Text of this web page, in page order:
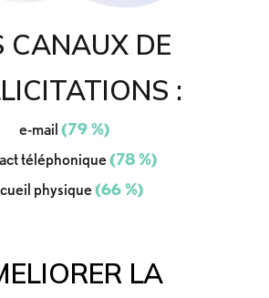
CANAUX DE
:
e-mail(79 %)
téléphonique(78 %)
physique(66 %)
LA